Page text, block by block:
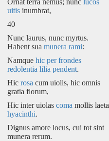
Ornat terra nemus; nunc lucos
uitis inumbrat,
40
Nunc laurus, nunc myrtus.
Habent sua munera rami:
Namque hic per frondes
redolentia lilia pendent.
Hic rosa cum uiolis, hic omnis
gratia florum,
Hic inter uiolas coma mollis laeta
hyacinthi.
Dignus amore locus, cui tot sint
munera rerum.